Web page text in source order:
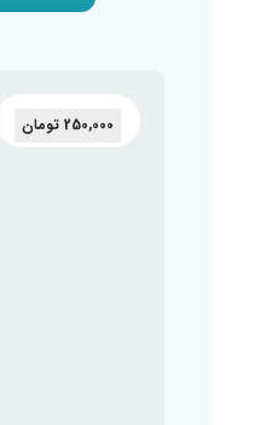
250,000 تومان